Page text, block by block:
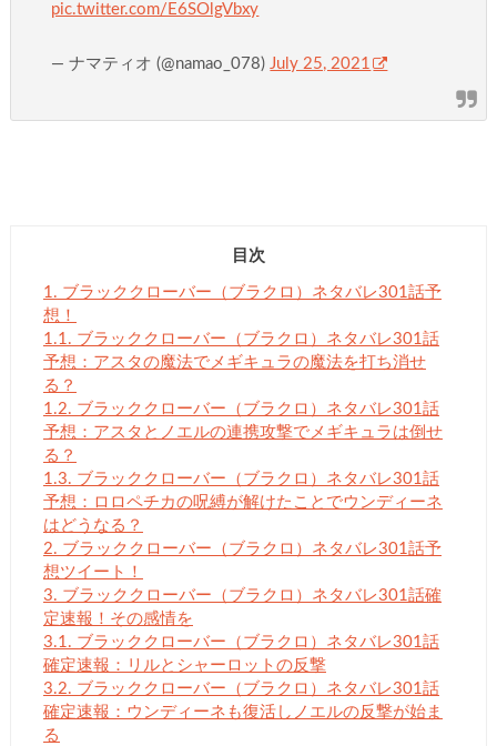
pic.twitter.com/E6SOlgVbxy
— ナマティオ (@namao_078) July 25, 2021
目次
1. ブラッククローバー（ブラクロ）ネタバレ301話予
想！
1.1. ブラッククローバー（ブラクロ）ネタバレ301話
予想：アスタの魔法でメギキュラの魔法を打ち消せ
る？
1.2. ブラッククローバー（ブラクロ）ネタバレ301話
予想：アスタとノエルの連携攻撃でメギキュラは倒せ
る？
1.3. ブラッククローバー（ブラクロ）ネタバレ301話
予想：ロロペチカの呪縛が解けたことでウンディーネ
はどうなる？
2. ブラッククローバー（ブラクロ）ネタバレ301話予
想ツイート！
3. ブラッククローバー（ブラクロ）ネタバレ301話確
定速報！その感情を
3.1. ブラッククローバー（ブラクロ）ネタバレ301話
確定速報：リルとシャーロットの反撃
3.2. ブラッククローバー（ブラクロ）ネタバレ301話
確定速報：ウンディーネも復活しノエルの反撃が始ま
る